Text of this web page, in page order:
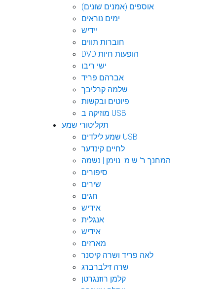
אוספים (אמנים שונים)
ימים נוראים
יידיש
חוברות תווים
DVD הופעות חיות
ישי ריבו
אברהם פריד
שלמה קרליבך
פיוטים ובקשות
מוזיקה ב USB
תקליטורי שמע
שמע לילדים USB
לחיים קינדער
המחנך ר' ש.מ. נוימן | נשמה
סיפורים
שירים
חגים
אידיש
אנגלית
אידיש
מארזים
לאה פריד ושרה קיסנר
שרה זילברברג
קלמן רוזנגרטן